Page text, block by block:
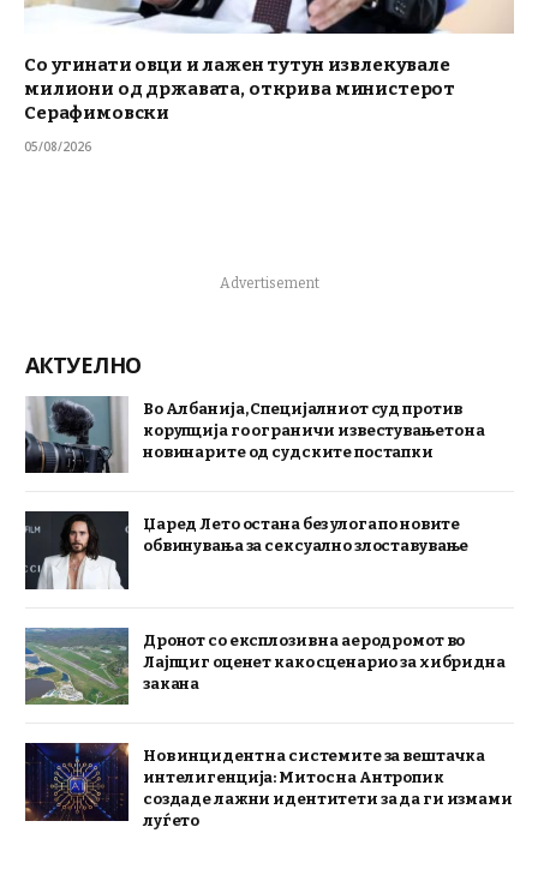
Со угинати овци и лажен тутун извлекувале
милиони од државата, открива министерот
Серафимовски
05/08/2026
Advertisement
АКТУЕЛНО
Во Албанија, Специјалниот суд против
корупција го ограничи известувањето на
новинарите од судските постапки
Џаред Лето остана без улога по новите
обвинувања за сексуално злоставување
Дронот со експлозив на аеродромот во
Лајпциг оценет како сценарио за хибридна
закана
Нов инцидент на системите за вештачка
интелигенција: Митос на Антропик
создаде лажни идентитети за да ги измами
луѓето